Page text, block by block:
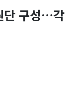
단 구성…각